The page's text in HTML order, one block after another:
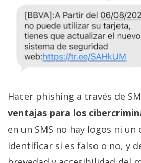
Hacer phishing a través de
ventajas para los
en un SMS no hay logos ni
identificar si es falso o no, y